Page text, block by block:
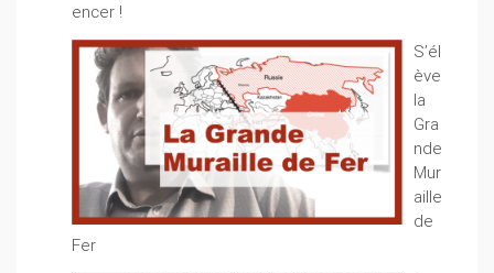
encer !
S’él
ève
la
Gra
nde
Mur
aille
de
Fer